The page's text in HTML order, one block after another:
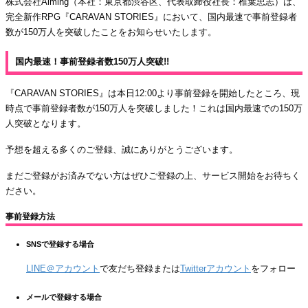
完全新作RPG『CARAVAN STORIES』において、国内最速で事前登録者
数が150万人を突破したことをお知らせいたします。
国内最速！事前登録者数150万人突破!!
『CARAVAN STORIES』は本日12:00より事前登録を開始したところ、現
時点で事前登録者数が150万人を突破しました！これは国内最速での150万
人突破となります。
予想を超える多くのご登録、誠にありがとうございます。
まだご登録がお済みでない方はぜひご登録の上、サービス開始をお待ちく
ださい。
事前登録方法
SNSで登録する場合
LINE＠アカウント で友だち登録またはTwitterアカウント をフォロー
メールで登録する場合